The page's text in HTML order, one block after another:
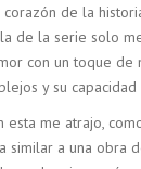
de la
de la serie solo
con un toque
y su
me atrajo,
a una